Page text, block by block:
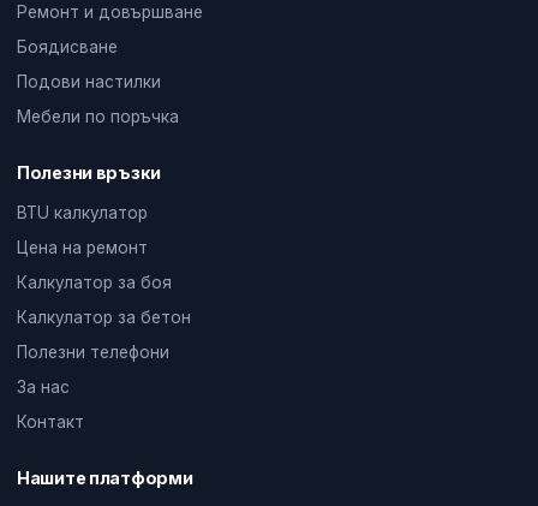
Ремонт и довършване
Боядисване
Подови настилки
Мебели по поръчка
Полезни връзки
BTU калкулатор
Цена на ремонт
Калкулатор за боя
Калкулатор за бетон
Полезни телефони
За нас
Контакт
Нашите платформи